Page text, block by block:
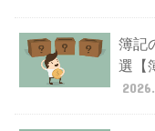
簿記
選【